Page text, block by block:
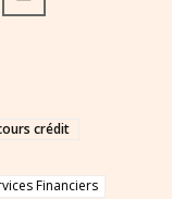
crédit
Financiers